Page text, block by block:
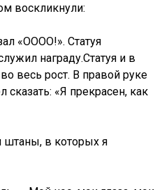
воскликнули:
«ОООО!». Статуя
награду.Статуя и в
весь рост. В правой руке
«Я прекрасен, как
штаны, в которых я